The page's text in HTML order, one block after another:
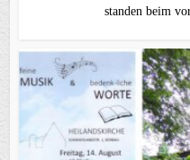
standen beim